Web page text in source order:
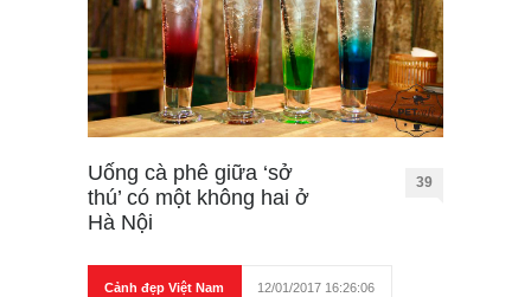
Uống cà phê giữa ‘sở
thú’ có một không hai ở
Hà Nội
39
Cảnh đẹp Việt Nam 12/01/2017 16:26:06